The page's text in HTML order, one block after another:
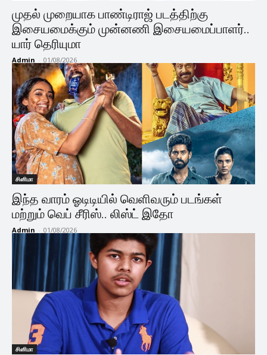
முதல் முறையாக பாண்டிராஜ் படத்திற்கு
இசையமைக்கும் முன்னணி இசையமைப்பாளர்..
யார் தெரியுமா
Admin - 01/08/2026
சினிமா
இந்த வாரம் ஓடிடியில் வெளிவரும் படங்கள்
மற்றும் வெப் சீரிஸ்.. லிஸ்ட் இதோ
Admin - 01/08/2026
சினிமா